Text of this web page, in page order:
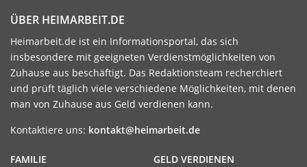
ÜBER HEIMARBEIT.DE
Heimarbeit.de ist ein Informationsportal, das sich
insbesondere mit geeigneten Verdienstmöglichkeiten von
Zuhause aus beschäftigt. Das Redaktionsteam recherchiert
und prüft täglich viele verschiedene Möglichkeiten, mit denen
man von Zuhause aus Geld verdienen kann.
Kontaktiere uns: kontakt@heimarbeit.de
GELD VERDIENEN
FAMILIE